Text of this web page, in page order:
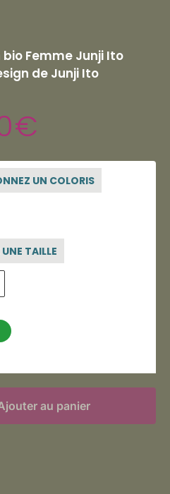
Femme Junji Ito
de Junji Ito
€
UN COLORIS
TAILLE
au panier